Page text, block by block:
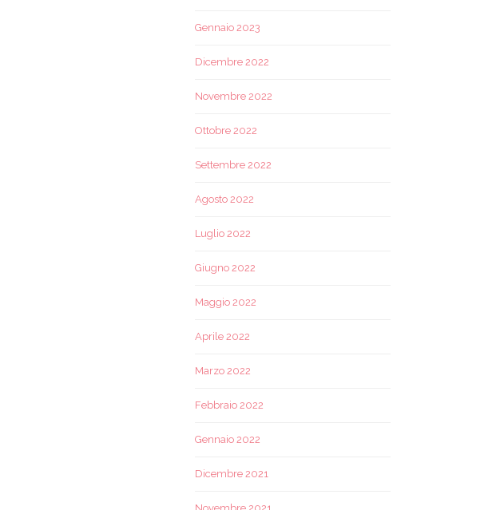
Gennaio 2023
Dicembre 2022
Novembre 2022
Ottobre 2022
Settembre 2022
Agosto 2022
Luglio 2022
Giugno 2022
Maggio 2022
Aprile 2022
Marzo 2022
Febbraio 2022
Gennaio 2022
Dicembre 2021
Novembre 2021